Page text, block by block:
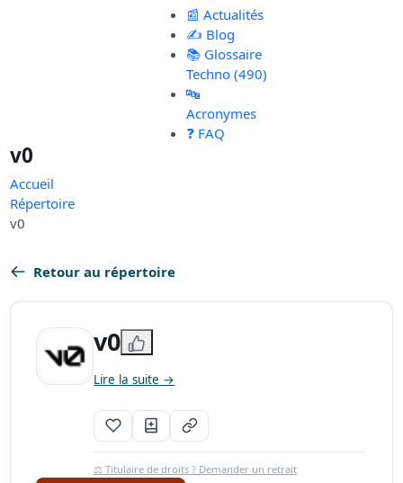
📰 Actualités
✍️ Blog
📚 Glossaire
Techno (490)
🔤
Acronymes
❓ FAQ
v0
Accueil
Répertoire
v0
Retour au répertoire
v0
Lire la suite →
⚖️ Titulaire de droits ? Demander un retrait